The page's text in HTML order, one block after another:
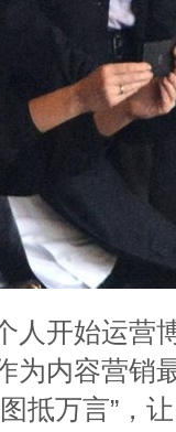
人开始运营
为内容营销
抵万言”，